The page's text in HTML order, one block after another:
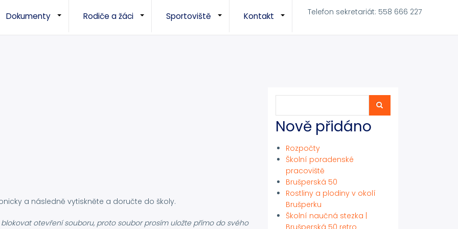
Telefon sekretariát: 558 666 227
+
Dokumenty +
Rodiče a žáci +
Sportoviště +
Kontakt
a následně vytiskněte a doručte do školy.
otevření souboru, proto soubor prosím uložte přímo do svého
Nově přidáno
Rozpočty
Školní poradenské
pracoviště
Brušperská 50
Rostliny a plodiny v okolí
Brušperku
Školní naučná stezka |
Brušperská 50 retro